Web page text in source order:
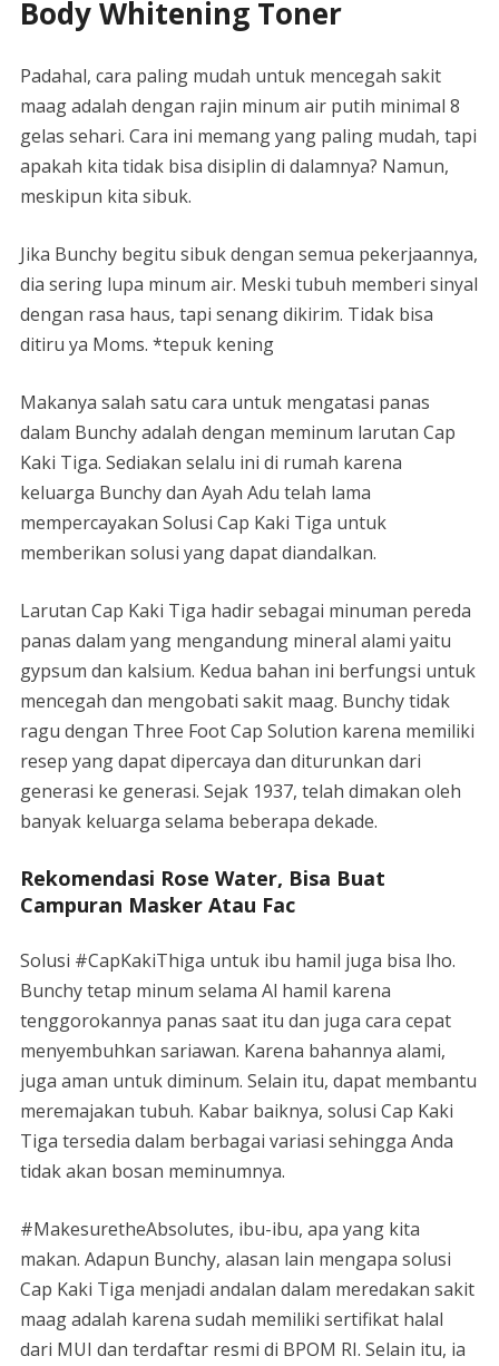
Body Whitening Toner
Padahal, cara paling mudah untuk mencegah sakit
maag adalah dengan rajin minum air putih minimal 8
gelas sehari. Cara ini memang yang paling mudah, tapi
apakah kita tidak bisa disiplin di dalamnya? Namun,
meskipun kita sibuk.
Jika Bunchy begitu sibuk dengan semua pekerjaannya,
dia sering lupa minum air. Meski tubuh memberi sinyal
dengan rasa haus, tapi senang dikirim. Tidak bisa
ditiru ya Moms. *tepuk kening
Makanya salah satu cara untuk mengatasi panas
dalam Bunchy adalah dengan meminum larutan Cap
Kaki Tiga. Sediakan selalu ini di rumah karena
keluarga Bunchy dan Ayah Adu telah lama
mempercayakan Solusi Cap Kaki Tiga untuk
memberikan solusi yang dapat diandalkan.
Larutan Cap Kaki Tiga hadir sebagai minuman pereda
panas dalam yang mengandung mineral alami yaitu
gypsum dan kalsium. Kedua bahan ini berfungsi untuk
mencegah dan mengobati sakit maag. Bunchy tidak
ragu dengan Three Foot Cap Solution karena memiliki
resep yang dapat dipercaya dan diturunkan dari
generasi ke generasi. Sejak 1937, telah dimakan oleh
banyak keluarga selama beberapa dekade.
Rekomendasi Rose Water, Bisa Buat
Campuran Masker Atau Fac
Solusi #CapKakiThiga untuk ibu hamil juga bisa lho.
Bunchy tetap minum selama Al hamil karena
tenggorokannya panas saat itu dan juga cara cepat
menyembuhkan sariawan. Karena bahannya alami,
juga aman untuk diminum. Selain itu, dapat membantu
meremajakan tubuh. Kabar baiknya, solusi Cap Kaki
Tiga tersedia dalam berbagai variasi sehingga Anda
tidak akan bosan meminumnya.
#MakesuretheAbsolutes, ibu-ibu, apa yang kita
makan. Adapun Bunchy, alasan lain mengapa solusi
Cap Kaki Tiga menjadi andalan dalam meredakan sakit
maag adalah karena sudah memiliki sertifikat halal
dari MUI dan terdaftar resmi di BPOM RI. Selain itu, ia